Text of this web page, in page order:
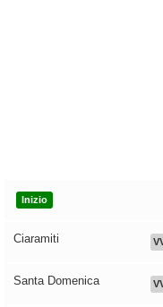
Inizio
Ciaramiti
Santa Domenica